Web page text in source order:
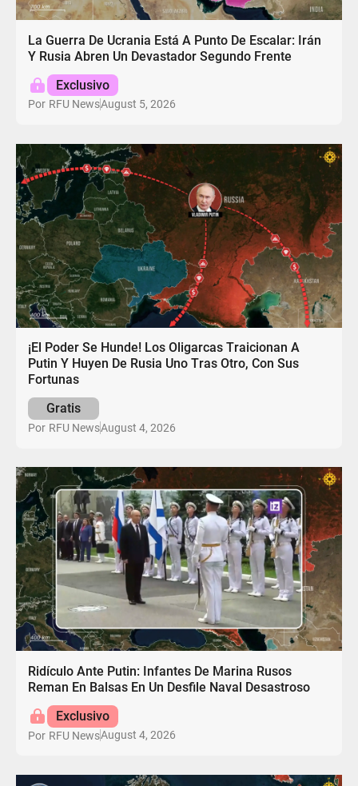
La Guerra De Ucrania Está A Punto De Escalar: Irán
Y Rusia Abren Un Devastador Segundo Frente
Exclusivo
Por RFU NewsAugust 5, 2026
¡El Poder Se Hunde! Los Oligarcas Traicionan A
Putin Y Huyen De Rusia Uno Tras Otro, Con Sus
Fortunas
Gratis
Por RFU NewsAugust 4, 2026
Ridículo Ante Putin: Infantes De Marina Rusos
Reman En Balsas En Un Desfile Naval Desastroso
Exclusivo
Por RFU NewsAugust 4, 2026